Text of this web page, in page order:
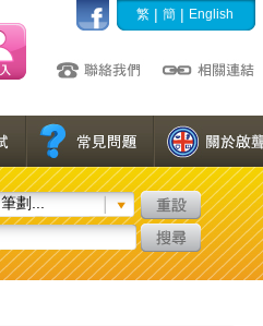
繁 | 簡 | English
筆劃...